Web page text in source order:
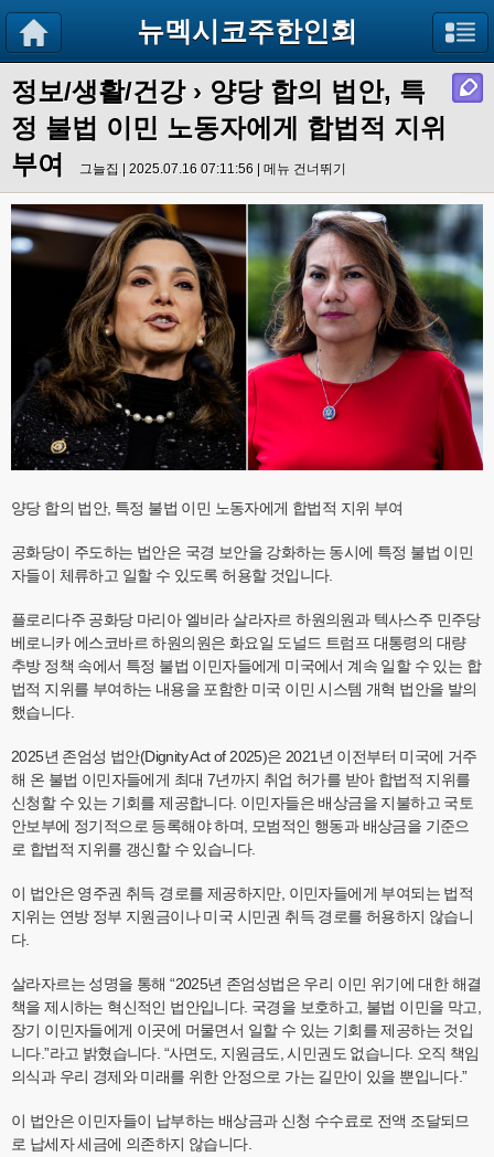
뉴멕시코주한인회
정보/생활/건강› 양당 합의 법안, 특
정 불법 이민 노동자에게 합법적 지위
부여
그늘집 | 2025.07.16 07:11:56 | 메뉴 건너뛰기
양당 합의 법안, 특정 불법 이민 노동자에게 합법적 지위 부여
공화당이 주도하는 법안은 국경 보안을 강화하는 동시에 특정 불법 이민
자들이 체류하고 일할 수 있도록 허용할 것입니다.
플로리다주 공화당 마리아 엘비라 살라자르 하원의원과 텍사스주 민주당
베로니카 에스코바르 하원의원은 화요일 도널드 트럼프 대통령의 대량
추방 정책 속에서 특정 불법 이민자들에게 미국에서 계속 일할 수 있는 합
법적 지위를 부여하는 내용을 포함한 미국 이민 시스템 개혁 법안을 발의
했습니다.
2025년 존엄성 법안(Dignity Act of 2025)은 2021년 이전부터 미국에 거주
해 온 불법 이민자들에게 최대 7년까지 취업 허가를 받아 합법적 지위를
신청할 수 있는 기회를 제공합니다. 이민자들은 배상금을 지불하고 국토
안보부에 정기적으로 등록해야 하며, 모범적인 행동과 배상금을 기준으
로 합법적 지위를 갱신할 수 있습니다.
이 법안은 영주권 취득 경로를 제공하지만, 이민자들에게 부여되는 법적
지위는 연방 정부 지원금이나 미국 시민권 취득 경로를 허용하지 않습니
다.
살라자르는 성명을 통해 “2025년 존엄성법은 우리 이민 위기에 대한 해결
책을 제시하는 혁신적인 법안입니다. 국경을 보호하고, 불법 이민을 막고,
장기 이민자들에게 이곳에 머물면서 일할 수 있는 기회를 제공하는 것입
니다.”라고 밝혔습니다. “사면도, 지원금도, 시민권도 없습니다. 오직 책임
의식과 우리 경제와 미래를 위한 안정으로 가는 길만이 있을 뿐입니다.”
이 법안은 이민자들이 납부하는 배상금과 신청 수수료로 전액 조달되므
로 납세자 세금에 의존하지 않습니다.